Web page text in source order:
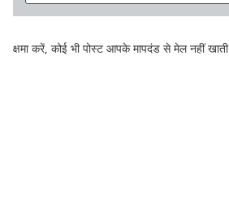
क्षमा करें, कोई भी पोस्ट आपके मापदंड से मेल नहीं खाती